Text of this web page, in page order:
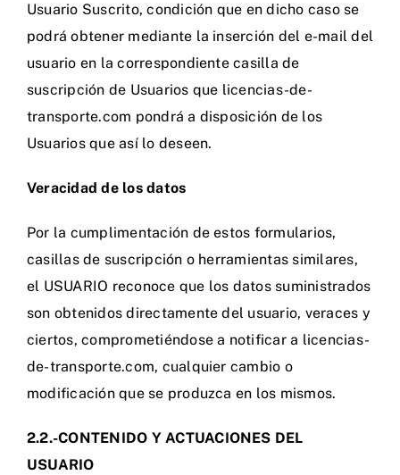
Usuario Suscrito, condición que en dicho caso se
podrá obtener mediante la inserción del e-mail del
usuario en la correspondiente casilla de
suscripción de Usuarios que licencias-de-
transporte.com pondrá a disposición de los
Usuarios que así lo deseen.
Veracidad de los datos
Por la cumplimentación de estos formularios,
casillas de suscripción o herramientas similares,
el USUARIO reconoce que los datos suministrados
son obtenidos directamente del usuario, veraces y
ciertos, comprometiéndose a notificar a licencias-
de-transporte.com, cualquier cambio o
modificación que se produzca en los mismos.
2.2.-CONTENIDO Y ACTUACIONES DEL
USUARIO